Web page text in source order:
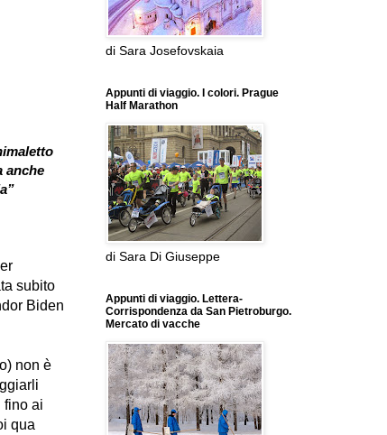
anche
subito
Biden
non è
fino ai
qua
di Sara Josefovskaia
Appunti di viaggio. I colori. Prague
Half Marathon
di Sara Di Giuseppe
Appunti di viaggio. Lettera-
Corrispondenza da San Pietroburgo.
Mercato di vacche